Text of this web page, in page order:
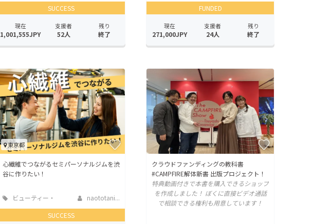
SUCCESS
現在
1,001,555JPY
支援者
52人
残り
終了
FUNDED
現在
271,000JPY
支援者
24人
残り
終了
東京都
心繊維でつながるセミパーソナルジムを渋
谷に作りたい！
ビューティー・
ヘルスケア
naototani...
SUCCESS
クラウドファンディングの教科書
#CAMPFIRE解体新書 出版プロジェクト！
特典動画付きで本書を購入できるショップ
を作成しました！ ぼくに直接ビデオ通話
で相談できる権利も用意しています！